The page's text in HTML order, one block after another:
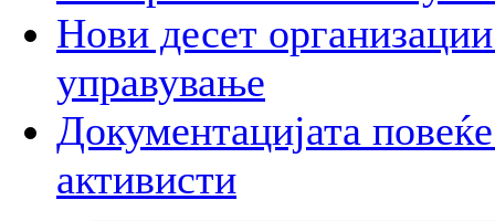
Нови десет
управување
Документацијата
активисти